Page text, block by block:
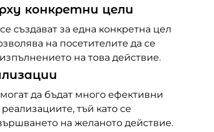
конкретни цели
създават за една конкретна цел
на посетителите да се
на това действие.
да бъдат много ефективни
тъй като се
на желаното действие.